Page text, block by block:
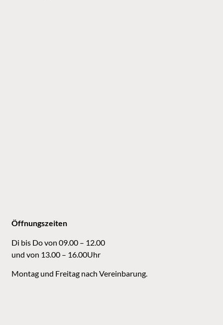
Öffnungszeiten
Di bis Do von 09.00 – 12.00
und von 13.00 – 16.00Uhr
Montag und Freitag nach Vereinbarung.